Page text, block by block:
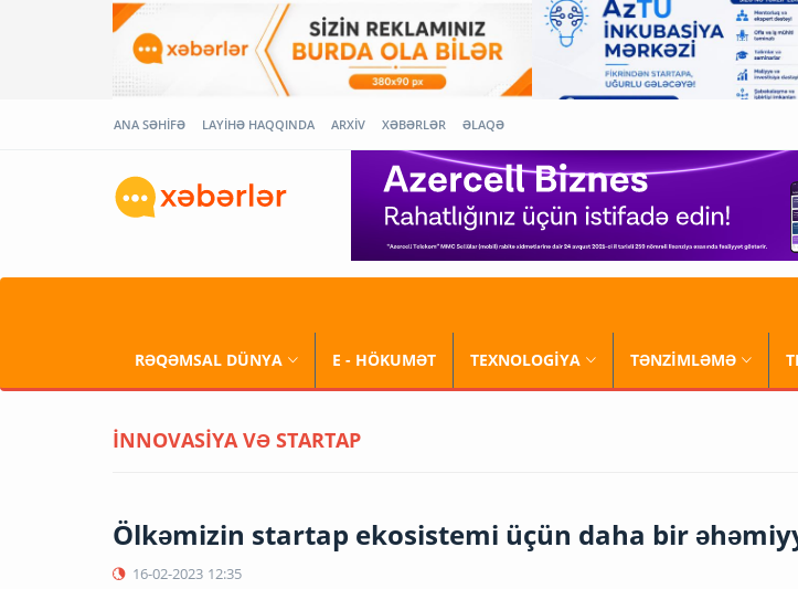
ANA SƏHİFƏ LAYİHƏ HAQQINDA ARXİV XƏBƏRLƏR ƏLAQƏ
RƏQƏMSAL DÜNYA E - HÖKUMƏT TEXNOLOGİYA TƏNZİMLƏMƏ
İNNOVASİYA VƏ STARTAP
Ölkəmizin startap ekosistemi üçün daha bir
16-02-2023 12:35